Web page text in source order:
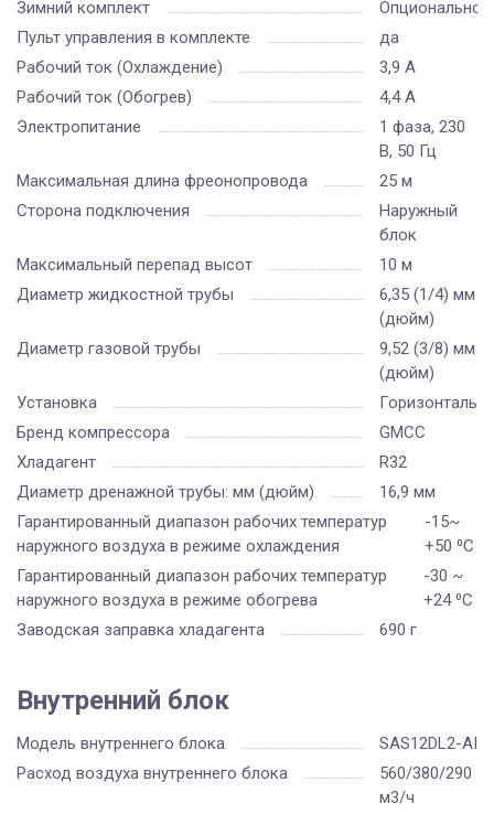
Зимний комплект
Опционально
Пульт управления в комплекте
да
Рабочий ток (Охлаждение)
3,9 A
Рабочий ток (Обогрев)
4,4 А
Электропитание
1 фаза, 230
В, 50 Гц
Максимальная длина фреонопровода
25 м
Сторона подключения
Наружный
блок
Максимальный перепад высот
10 м
Диаметр жидкостной трубы
6,35 (1/4) мм
(дюйм)
Диаметр газовой трубы
9,52 (3/8) мм
(дюйм)
Установка
Бренд компрессора
GMCC
Хладагент
R32
Диаметр дренажной трубы: мм (дюйм)
16,9 мм
Гарантированный диапазон рабочих температур
наружного воздуха в режиме охлаждения
-15~
+50 ⁰С
Гарантированный диапазон рабочих температур
наружного воздуха в режиме обогрева
-30 ~
+24 ⁰С
Заводская заправка хладагента
690 г
Внутренний блок
Модель внутреннего блока
SAS12DL2-AI
Расход воздуха внутреннего блока
560/380/290
м3/ч